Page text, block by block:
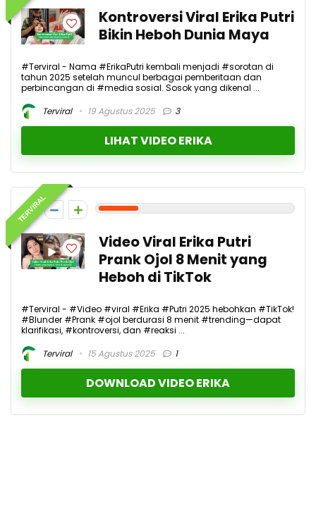
Kontroversi Viral Erika Putri
Bikin Heboh Dunia Maya
#Terviral - Nama #ErikaPutri kembali menjadi #sorotan di
tahun 2025 setelah muncul berbagai pemberitaan dan
perbincangan di #media sosial. Sosok yang dikenal ...
Terviral
19 Agustus 2025 3
LIHAT VIDEO ERIKA
TERVIRAL
2
Video Viral Erika Putri
Prank Ojol 8 Menit yang
Heboh di TikTok
#Terviral - #Video #viral #Erika #Putri 2025 hebohkan #TikTok!
#Blunder #Prank #ojol berdurasi 8 menit #trending—dapat
klarifikasi, #kontroversi, dan #reaksi ...
Terviral
15 Agustus 2025 1
DOWNLOAD VIDEO ERIKA